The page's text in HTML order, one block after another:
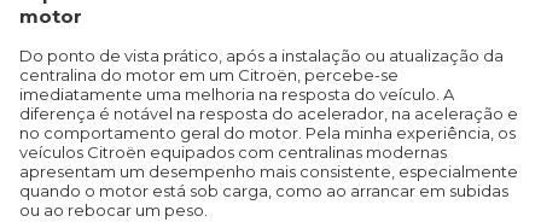
motor
Do ponto de vista prático, após a instalação ou atualização da
centralina do motor em um Citroën, percebe-se
imediatamente uma melhoria na resposta do veículo. A
diferença é notável na resposta do acelerador, na aceleração e
no comportamento geral do motor. Pela minha experiência, os
veículos Citroën equipados com centralinas modernas
apresentam um desempenho mais consistente, especialmente
quando o motor está sob carga, como ao arrancar em subidas
ou ao rebocar um peso.